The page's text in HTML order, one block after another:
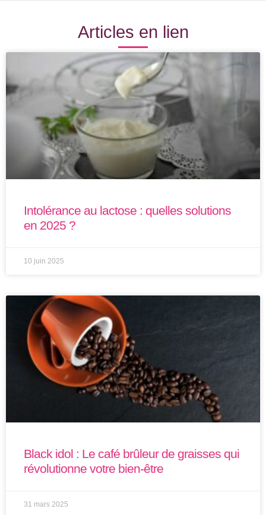
Articles en lien
Intolérance au lactose : quelles solutions
en 2025 ?
10 juin 2025
Black idol : Le café brûleur de graisses qui
révolutionne votre bien-être
31 mars 2025